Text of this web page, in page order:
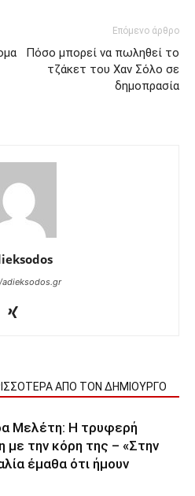
Επόμενο άρθρο
Πόσο μπορεί να πωληθεί το
τζάκετ του Χαν Σόλο σε
δημοπρασία
ΑΠΟ ΤΟΝ ΔΗΜΙΟΥΡΓΟ
Μελέτη: Η τρυφερή
με την κόρη της – «Στην
έμαθα ότι ήμουν